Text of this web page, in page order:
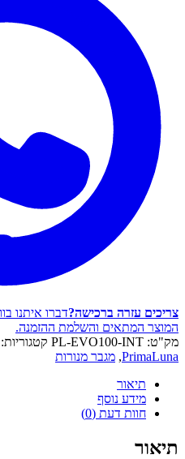
צריכים עזרה ברכישה?דברו איתנו
המוצר המתאים והשלמת ההזמנה.
מק"ט: PL-EVO100-INT קטגוריות:
PrimaLuna
, מגבר מנורות
תיאור
מידע נוסף
חוות דעת (0)
תיאור